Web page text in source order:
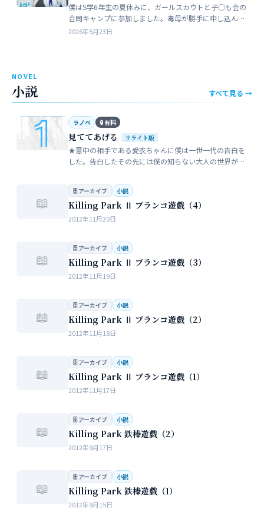
僕はS学6年生の夏休みに、ガールスカウトと子◯も会の
合同キャンプに参加しました。毒母が勝手に申し込んだ
強制的なイベントでした。まったく乗り気がしません。
2026年5月23日
NOVEL
小説 すべて見る →
ラノベ 🔒 有料
見ててあげる リライト版
★意中の相手である愛衣ちゃんに僕は一世一代の告白を
した。告白したその先には僕の知らない大人の世界が待
る常識。。。…
📖
🗄 アーカイブ 小説
Killing Park Ⅱ ブランコ遊戯（4）
2012年11月20日
📖
🗄 アーカイブ 小説
Killing Park Ⅱ ブランコ遊戯（3）
2012年11月19日
📖
🗄 アーカイブ 小説
Killing Park Ⅱ ブランコ遊戯（2）
2012年11月18日
📖
🗄 アーカイブ 小説
Killing Park Ⅱ ブランコ遊戯（1）
2012年11月17日
📖
🗄 アーカイブ 小説
Killing Park 鉄棒遊戯（2）
2012年9月17日
📖
🗄 アーカイブ 小説
Killing Park 鉄棒遊戯（1）
2012年9月15日